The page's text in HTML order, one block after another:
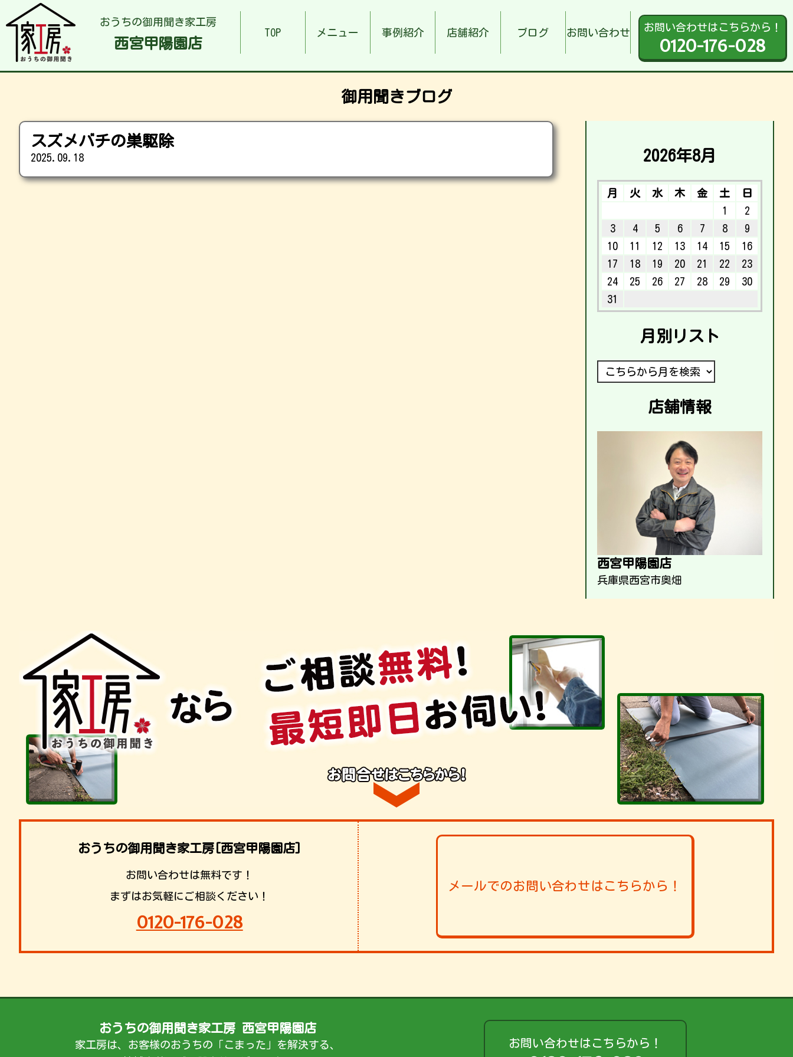
おうちの御用聞き家工房
西宮甲陽園店
TOP メニュー 事例紹介 店舗紹介 ブログ お問い合わせ お問い合わせはこちらから！
0120-176-028
御用聞きブログ
スズメバチの巣駆除
2025.09.18 2026年8月
月 火 水 木 金 土
日
1
2
3
4 5 6 7 8
9
10
11 12 13 14 15
16
17
18 19 20 21 22
23
24
25 26 27 28 29
30
31
月別リスト
店舗情報
西宮甲陽園店
兵庫県西宮市奥畑
おうちの御用聞き家工房[西宮甲陽園店]
お問い合わせは無料です！
まずはお気軽にご相談ください！
0120-176-028
メールでのお問い合わせはこちらから！
おうちの御用聞き家工房 西宮甲陽園店
家工房は、お客様のおうちの「こまった」を解決する、
お問い合わせはこちらから！